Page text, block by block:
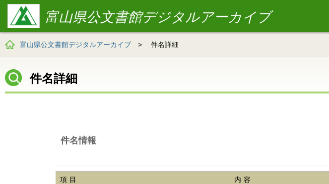
富山県公文書館デジタルアーカイブ
富山県公文書館デジタルアーカイブ > 件名詳細
件名詳細
件名情報
項目
内容